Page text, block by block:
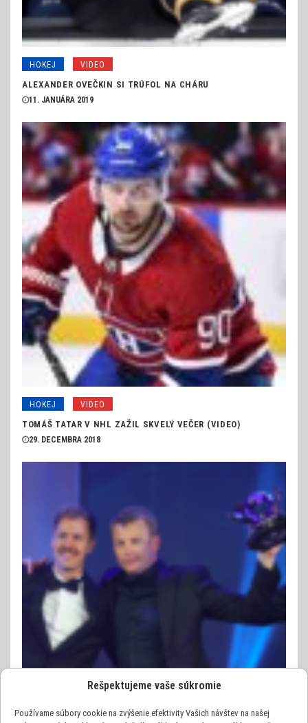
Rešpektujeme vaše súkromie
Používame súbory cookie na zvýšenie efektivity Vašich návštev na našej
HOKEJ VIDEO
ALEXANDER OVEČKIN SI TRÚFOL NA CHÁRU
11. JANUÁRA 2019
HOKEJ VIDEO
TOMÁŠ TATAR V NHL ZAŽIL SKVELÝ VEČER (VIDEO)
29. DECEMBRA 2018